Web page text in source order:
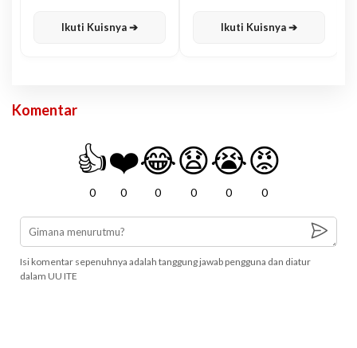
Ikuti Kuisnya ➔ Ikuti Kuisnya ➔
Komentar
👍
0
❤️
0
😂
0
😧
0
😭
0
😡
0
Isi komentar sepenuhnya adalah tanggung jawab pengguna dan diatur
dalam UU ITE